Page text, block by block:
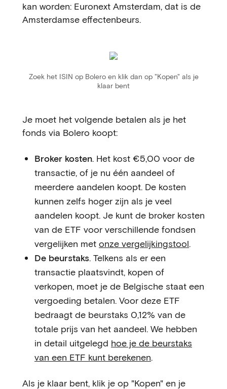
kan worden: Euronext Amsterdam, dat is de
Amsterdamse effectenbeurs.
Zoek het ISIN op Bolero en klik dan op "Kopen" als je
klaar bent
Je moet het volgende betalen als je het
fonds via Bolero koopt:
Broker kosten. Het kost €5,00 voor de
transactie, of je nu één aandeel of
meerdere aandelen koopt. De kosten
kunnen zelfs hoger zijn als je veel
aandelen koopt. Je kunt de broker kosten
van de ETF voor verschillende fondsen
vergelijken met onze vergelijkingstool.
De beurstaks. Telkens als er een
transactie plaatsvindt, kopen of
verkopen, moet je de Belgische staat een
vergoeding betalen. Voor deze ETF
bedraagt de beurstaks 0,12% van de
totale prijs van het aandeel. We hebben
in detail uitgelegd hoe je de beurstaks
van een ETF kunt berekenen.
Als je klaar bent, klik je op "Kopen" en je